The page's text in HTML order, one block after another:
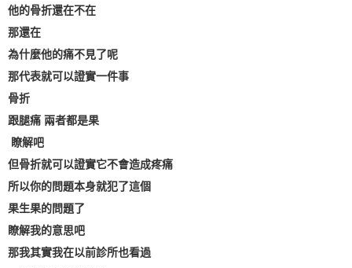
他的骨折還在不在
那還在
為什麼他的痛不見了呢
那代表就可以證實一件事
骨折
跟腿痛 兩者都是果
瞭解吧
但骨折就可以證實它不會造成疼痛
所以你的問題本身就犯了這個
果生果的問題了
瞭解我的意思吧
那我其實我在以前診所也看過